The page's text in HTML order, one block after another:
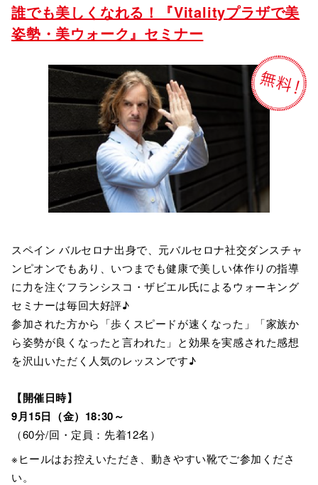
誰でも美しくなれる！『Vitalityプラザで美
姿勢・美ウォーク』セミナー
スペイン バルセロナ出身で、元バルセロナ社交ダンスチャ
ンピオンでもあり、いつまでも健康で美しい体作りの指導
に力を注ぐフランシスコ・ザビエル氏によるウォーキング
セミナーは毎回大好評♪
参加された方から「歩くスピードが速くなった」「家族か
ら姿勢が良くなったと言われた」と効果を実感された感想
を沢山いただく人気のレッスンです♪
【開催日時】
9月15日（金）18:30～
（60分/回・定員：先着12名）
※ヒールはお控えいただき、動きやすい靴でご参加くださ
い。